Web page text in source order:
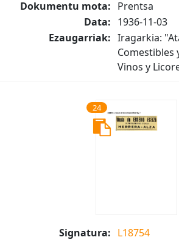
Dokumentu mota: Prentsa
Data: 1936-11-03
Ezaugarriak: Iragarkia:
Comestibles
Vinos y
24
Signatura: L18754